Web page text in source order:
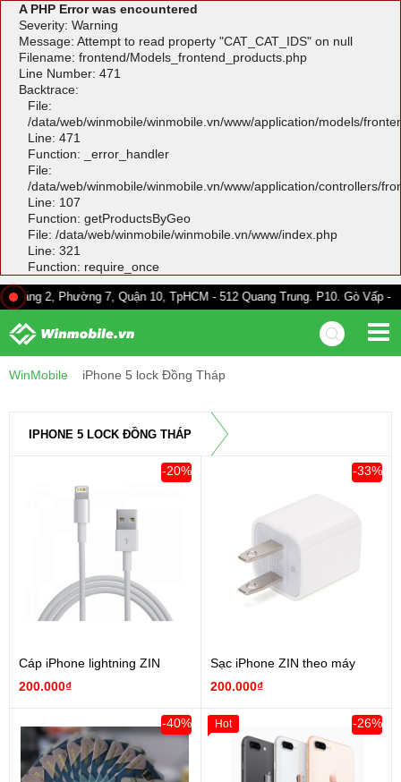
A PHP Error was encountered
Severity: Warning
Message: Attempt to read property "CAT_CAT_IDS" on null
Filename: frontend/Models_frontend_products.php
Line Number: 471
Backtrace:
File:
/data/web/winmobile/winmobile.vn/www/application/models/
Line: 471
Function: _error_handler
File:
/data/web/winmobile/winmobile.vn/www/application/controllers/
Line: 107
Function: getProductsByGeo
File: /data/web/winmobile/winmobile.vn/www/index.php
Line: 321
Function: require_once
7, Quận 10, TpHCM - 512 Quang Trung. P10. Gò Vấp - 528A
WinMobile iPhone 5 lock Đồng Tháp
IPHONE 5 LOCK ĐỒNG THÁP
Cáp iPhone lightning ZIN
200.000₫
-20%
Sạc iPhone ZIN theo máy
200.000₫
-33%
-40% -26%
Hot